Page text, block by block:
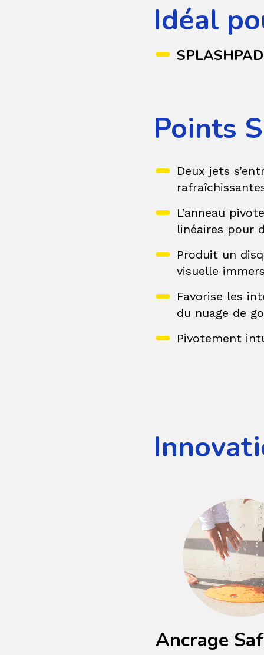
Idéal
SPLASHPAD
Points
Deux jets
L’anneau
linéaires pour
Produit un
visuelle
Favorise les
du nuage de
Pivotement
Ancrage